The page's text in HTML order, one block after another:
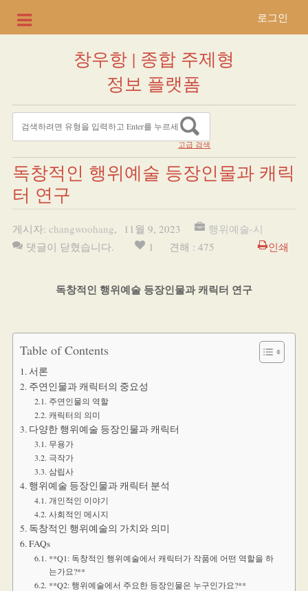
로그인
창우항 | 종합 주제형
정보 플랫폼
고급 검색
독창적인 행위예술 등장인물과 캐릭
터 연구
게시자: changwoohang, 11월 9, 2023
행위예술-시
댓글이 닫혔습니다.
1 견해 : 475 인쇄
독창적인 행위예술 등장인물과 캐릭터 연구
Table of Contents
서론
주연인물과 캐릭터의 중요성
주연인물의 역할
캐릭터의 의미
다양한 행위예술 등장인물과 캐릭터
무용가
극작가
삼립사
행위예술 등장인물과 캐릭터 분석
개인적인 이야기
사회적인 메시지
독창적인 행위예술의 가치와 의미
FAQs
**Q1: 독창적인 행위예술에서 캐릭터가 작품에 어떤 역할을 하
는가요?**
**Q2: 행위예술에서 주요한 등장인물은 누구인가요?**